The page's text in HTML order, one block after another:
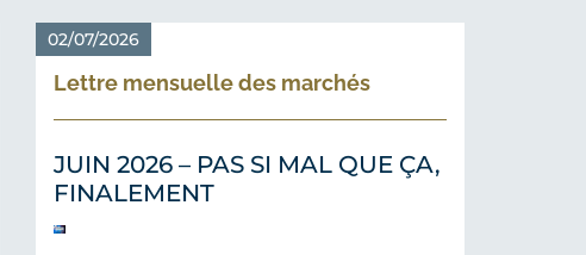
02/07/2026
Lettre mensuelle des marchés
JUIN 2026 – PAS SI MAL QUE ÇA,
FINALEMENT